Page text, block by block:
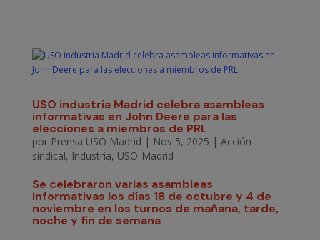
USO industria Madrid celebra asambleas
informativas en John Deere para las
elecciones a miembros de PRL
por Prensa USO Madrid | Nov 5, 2025 | Acción
sindical, Industria, USO-Madrid
Se celebraron varias asambleas
informativas los días 18 de octubre y 4 de
noviembre en los turnos de mañana, tarde,
noche y fin de semana